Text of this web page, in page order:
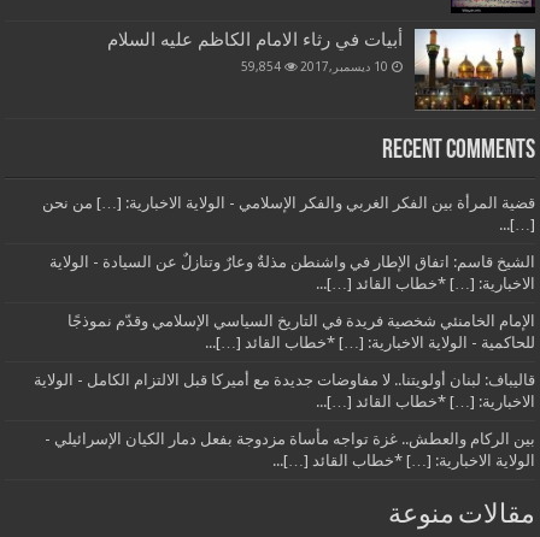
أبيات في رثاء الامام الكاظم عليه السلام
10 ديسمبر,2017 59,854
Recent Comments
قضية المرأة بين الفكر الغربي والفكر الإسلامي - الولاية الاخبارية: […] من نحن
[…]...
الشيخ قاسم: اتفاق الإطار في واشنطن مذلةٌ وعارٌ وتنازلٌ عن السيادة - الولاية
الاخبارية: […] *خطاب القائد […]...
الإمام الخامنئي شخصية فريدة في التاريخ السياسي الإسلامي وقدّم نموذجًا
للحاكمية - الولاية الاخبارية: […] *خطاب القائد […]...
قاليباف: لبنان أولويتنا.. لا مفاوضات جديدة مع أميركا قبل الالتزام الكامل - الولاية
الاخبارية: […] *خطاب القائد […]...
بين الركام والعطش.. غزة تواجه مأساة مزدوجة بفعل دمار الكيان الإسرائيلي -
الولاية الاخبارية: […] *خطاب القائد […]...
مقالات منوعة